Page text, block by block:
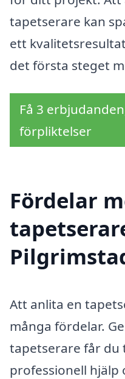
tapetserare kan
ett
det första steget
Få 3
förpliktelser
Fördelar
Att anlita en
många fördelar.
tapetserare får du
professionell hjälp